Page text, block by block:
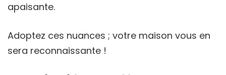
apaisante.
Adoptez ces nuances ; votre maison vous en
sera reconnaissante !